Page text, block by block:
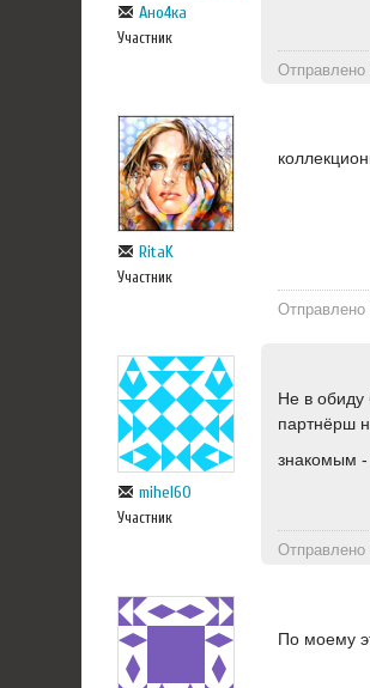
Ано4ка
Участник
RitaK
Участник
mihel60
Участник
Не в обиду
партнёрш
знакомым -
По моему